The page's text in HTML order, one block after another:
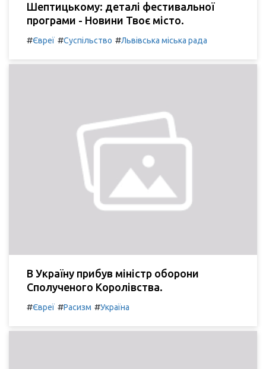
Шептицькому: деталі фестивальної
програми - Новини Твоє місто.
#Євреї #Суспільство #Львівська міська рада
В Україну прибув міністр оборони
Сполученого Королівства.
#Євреї #Расизм #Україна